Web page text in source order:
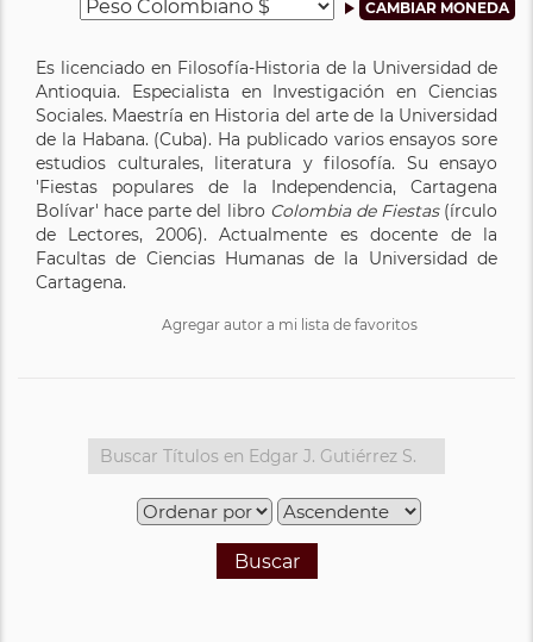
Es licenciado en Filosofía-Historia de la Universidad de
Antioquia. Especialista en Investigación en Ciencias
Sociales. Maestría en Historia del arte de la Universidad
de la Habana. (Cuba). Ha publicado varios ensayos sore
estudios culturales, literatura y filosofía. Su ensayo
'Fiestas populares de la Independencia, Cartagena
Bolívar' hace parte del libro Colombia de Fiestas(írculo
de Lectores, 2006). Actualmente es docente de la
Facultas de Ciencias Humanas de la Universidad de
Cartagena.
Agregar autor a mi lista de favoritos
Buscar